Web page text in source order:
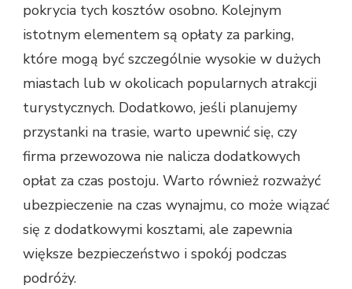
pokrycia tych kosztów osobno. Kolejnym
istotnym elementem są opłaty za parking,
które mogą być szczególnie wysokie w dużych
miastach lub w okolicach popularnych atrakcji
turystycznych. Dodatkowo, jeśli planujemy
przystanki na trasie, warto upewnić się, czy
firma przewozowa nie nalicza dodatkowych
opłat za czas postoju. Warto również rozważyć
ubezpieczenie na czas wynajmu, co może wiązać
się z dodatkowymi kosztami, ale zapewnia
większe bezpieczeństwo i spokój podczas
podróży.